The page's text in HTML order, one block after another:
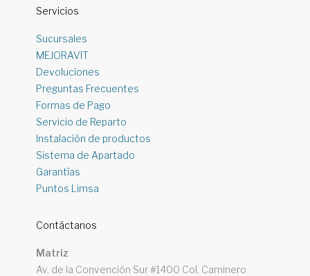
Servicios
Sucursales
MEJORAVIT
Devoluciones
Preguntas Frecuentes
Formas de Pago
Servicio de Reparto
Instalación de productos
Sistema de Apartado
Garantías
Puntos Limsa
Contáctanos
Matriz
Av. de la Convención Sur #1400 Col. Caminero